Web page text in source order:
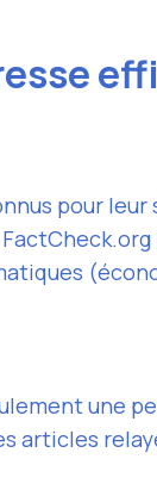
pour leur
une
articles